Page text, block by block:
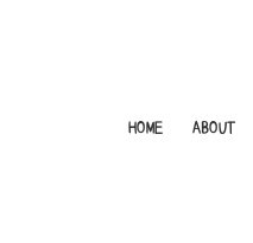
HOME ABOUT